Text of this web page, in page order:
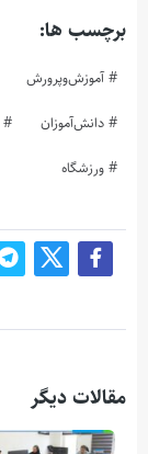
برچسب ها:
آموزش‌وپرورش
دانش‌آموزان
ورزشگاه
مقالات دیگر